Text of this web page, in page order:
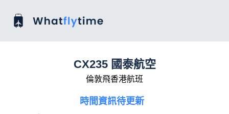
CX235 國泰航空
倫敦飛香港航班
時間資訊待更新